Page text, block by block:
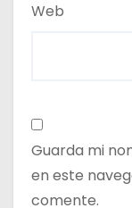
Web
Guarda mi
en este
comente.